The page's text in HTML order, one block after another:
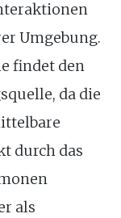
Umgebung.
findet den
da die
durch das
als